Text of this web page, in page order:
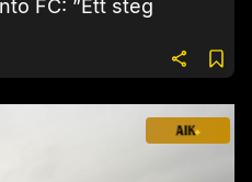
FC: ”Ett steg